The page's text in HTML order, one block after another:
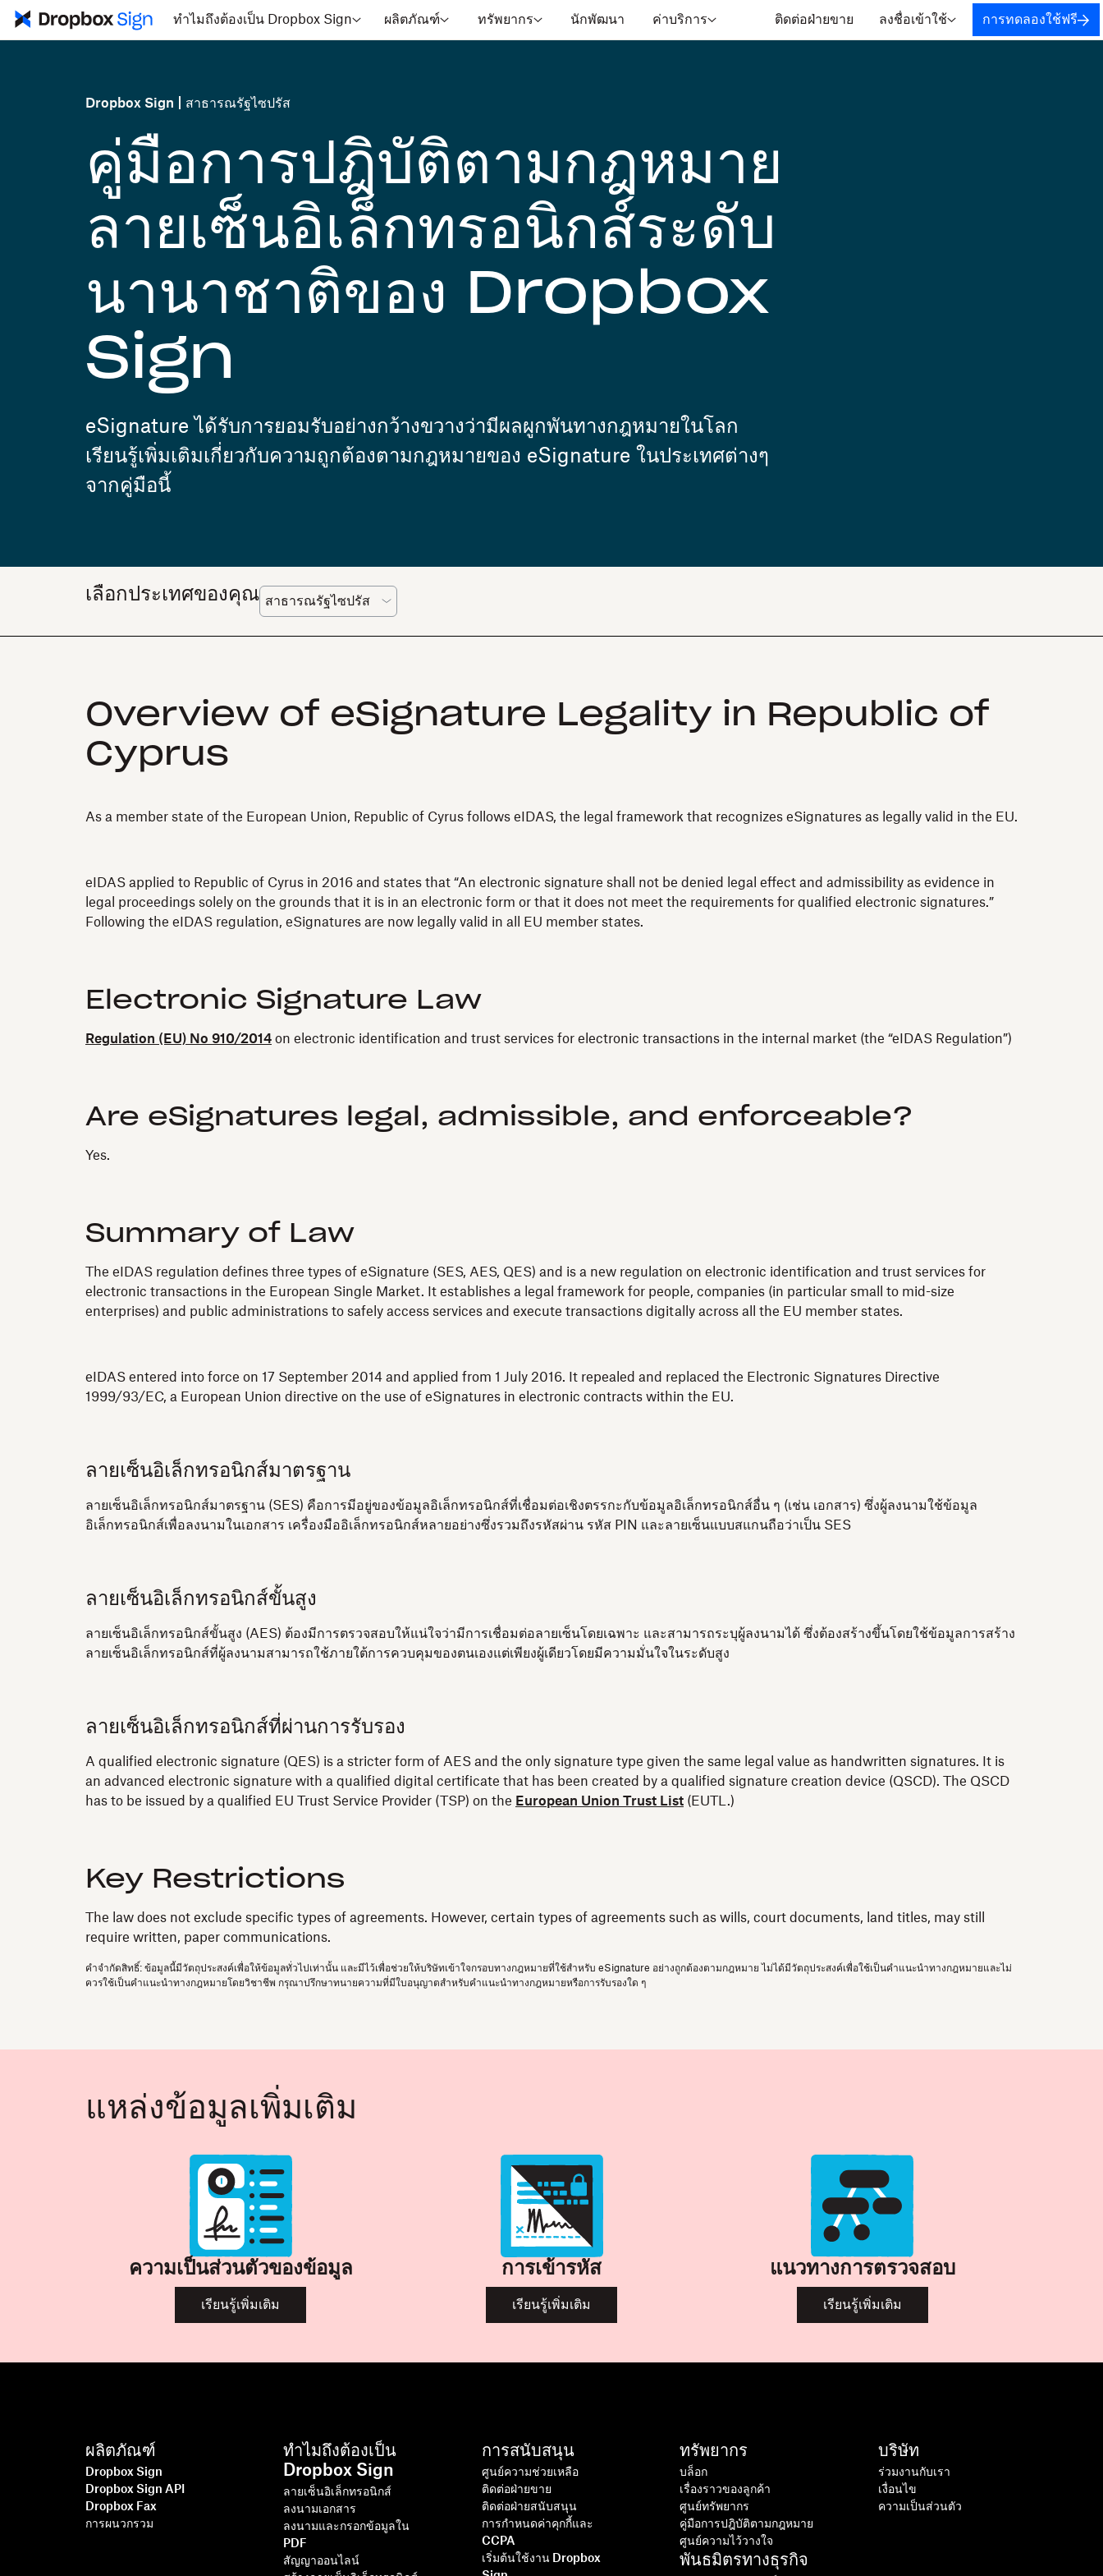
ทำไมถึงต้องเป็น Dropbox Sign ผลิตภัณฑ์ ทรัพยากร นักพัฒนา ค่าบริการ ติดต่อฝ่ายขาย ลงชื่อเข้าใช้ การทดลองใช้ฟรี
Dropbox Sign สาธารณรัฐไซปรัส
คู่มือการปฎิบัติตามกฎหมาย
ลายเซ็นอิเล็กทรอนิกส์ระดับ
นานาชาติของ Dropbox
Sign
eSignature ได้รับการยอมรับอย่างกว้างขวางว่ามีผลผูกพันทางกฎหมายในโลก
เรียนรู้เพิ่มเติมเกี่ยวกับความถูกต้องตามกฎหมายของ eSignature ในประเทศต่างๆ
จากคู่มือนี้
เลือกประเทศของคุณ
Overview of eSignature Legality in Republic of
Cyprus
As a member state of the European Union, Republic of Cyrus follows eIDAS, the legal framework that recognizes eSignatures as legally valid in the EU.
eIDAS applied to Republic of Cyrus in 2016 and states that “An electronic signature shall not be denied legal effect and admissibility as evidence in
legal proceedings solely on the grounds that it is in an electronic form or that it does not meet the requirements for qualified electronic signatures.”
Following the eIDAS regulation, eSignatures are now legally valid in all EU member states.
Electronic Signature Law
Regulation (EU) No 910/2014 on electronic identification and trust services for electronic transactions in the internal market (the “eIDAS Regulation”)
Are eSignatures legal, admissible, and enforceable?
Yes.
Summary of Law
The eIDAS regulation defines three types of eSignature (SES, AES, QES) and is a new regulation on electronic identification and trust services for
electronic transactions in the European Single Market. It establishes a legal framework for people, companies (in particular small to mid-size
enterprises) and public administrations to safely access services and execute transactions digitally across all the EU member states.
eIDAS entered into force on 17 September 2014 and applied from 1 July 2016. It repealed and replaced the Electronic Signatures Directive
1999/93/EC, a European Union directive on the use of eSignatures in electronic contracts within the EU.
ลายเซ็นอิเล็กทรอนิกส์มาตรฐาน
ลายเซ็นอิเล็กทรอนิกส์มาตรฐาน (SES) คือการมีอยู่ของข้อมูลอิเล็กทรอนิกส์ที่เชื่อมต่อเชิงตรรกะกับข้อมูลอิเล็กทรอนิกส์อื่น ๆ (เช่น เอกสาร) ซึ่งผู้ลงนามใช้ข้อมูล
อิเล็กทรอนิกส์เพื่อลงนามในเอกสาร เครื่องมืออิเล็กทรอนิกส์หลายอย่างซึ่งรวมถึงรหัสผ่าน รหัส PIN และลายเซ็นแบบสแกนถือว่าเป็น SES
ลายเซ็นอิเล็กทรอนิกส์ขั้นสูง
ลายเซ็นอิเล็กทรอนิกส์ขั้นสูง (AES) ต้องมีการตรวจสอบให้แน่ใจว่ามีการเชื่อมต่อลายเซ็นโดยเฉพาะ และสามารถระบุผู้ลงนามได้ ซึ่งต้องสร้างขึ้นโดยใช้ข้อมูลการสร้าง
ลายเซ็นอิเล็กทรอนิกส์ที่ผู้ลงนามสามารถใช้ภายใต้การควบคุมของตนเองแต่เพียงผู้เดียวโดยมีความมั่นใจในระดับสูง
ลายเซ็นอิเล็กทรอนิกส์ที่ผ่านการรับรอง
A qualified electronic signature (QES) is a stricter form of AES and the only signature type given the same legal value as handwritten signatures. It is
an advanced electronic signature with a qualified digital certificate that has been created by a qualified signature creation device (QSCD). The QSCD
has to be issued by a qualified EU Trust Service Provider (TSP) on the European Union Trust List (EUTL.)
Key Restrictions
The law does not exclude specific types of agreements. However, certain types of agreements such as wills, court documents, land titles, may still
require written, paper communications.
คำจำกัดสิทธิ์: ข้อมูลนี้มีวัตถุประสงค์เพื่อให้ข้อมูลทั่วไปเท่านั้น และมีไว้เพื่อช่วยให้บริษัทเข้าใจกรอบทางกฎหมายที่ใช้สำหรับ eSignature อย่างถูกต้องตามกฎหมาย ไม่ได้มีวัตถุประสงค์เพื่อใช้เป็นคำแนะนำทางกฎหมายและไม่
ควรใช้เป็นคำแนะนำทางกฎหมายโดยวิชาชีพ กรุณาปรึกษาทนายความที่มีใบอนุญาตสำหรับคำแนะนำทางกฎหมายหรือการรับรองใด ๆ
แหล่งข้อมูลเพิ่มเติม
ความเป็นส่วนตัวของข้อมูล
เรียนรู้เพิ่มเติม
การเข้ารหัส
เรียนรู้เพิ่มเติม
แนวทางการตรวจสอบ
เรียนรู้เพิ่มเติม
ผลิตภัณฑ์
Dropbox Sign
Dropbox Sign API
Dropbox Fax
การผนวกรวม
ทำไมถึงต้องเป็น
Dropbox Sign
ลายเซ็นอิเล็กทรอนิกส์
ลงนามเอกสาร
ลงนามและกรอกข้อมูลใน
PDF
สัญญาออนไลน์
การสนับสนุน
ศูนย์ความช่วยเหลือ
ติดต่อฝ่ายขาย
ติดต่อฝ่ายสนับสนุน
การกำหนดค่าคุกกี้และ
CCPA
เริ่มต้นใช้งาน Dropbox
ทรัพยากร
บล็อก
เรื่องราวของลูกค้า
ศูนย์ทรัพยากร
คู่มือการปฎิบัติตามกฎหมาย
ศูนย์ความไว้วางใจ
พันธมิตรทางธุรกิจ
บริษัท
ร่วมงานกับเรา
เงื่อนไข
ความเป็นส่วนตัว